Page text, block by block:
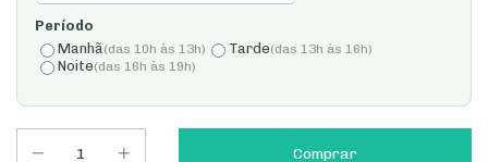
Período
Manhã(das 10h às 13h) Tarde(das 13h às 16h)
Noite(das 16h às 19h)